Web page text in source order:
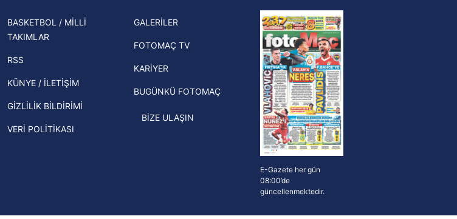
finalinin ardından dış
UEFA Avrupa Ligi'nde 3. Ön
muhtemel rakipleri belli
şampiyonluk yüzüğü verilecek
Hernan Crespo, Meksika Ligi
ekiplerinden Atlas'ın yeni teknik
direktörü oldu
BASKETBOL / MİLLİ
TAKIMLAR
RSS
KÜNYE / İLETİŞİM
GİZLİLİK BİLDİRİMİ
VERİ POLİTİKASI
GALERİLER
FOTOMAÇ TV
KARİYER
BUGÜNKÜ FOTOMAÇ
BİZE ULAŞIN
E-Gazete her gün
08:00’de
güncellenmektedir.